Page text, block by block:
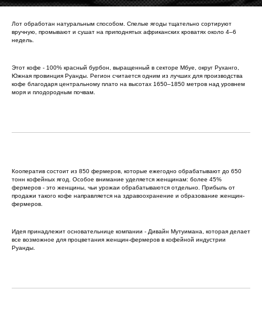
Лот обработан натуральным способом. Спелые ягоды тщательно сортируют
вручную, промывают и сушат на приподнятых африканских кроватях около 4–6
недель.
Этот кофе - 100% красный бурбон, выращенный в секторе Мбуе, округ Руханго,
Южная провинция Руанды. Регион считается одним из лучших для производства
кофе благодаря центральному плато на высотах 1650–1850 метров над уровнем
моря и плодородным почвам.
Кооператив состоит из 850 фермеров, которые ежегодно обрабатывают до 650
тонн кофейных ягод. Особое внимание уделяется женщинам: более 45%
фермеров - это женщины, чьи урожаи обрабатываются отдельно. Прибыль от
продажи такого кофе направляется на здравоохранение и образование женщин-
фермеров.
Идея принадлежит основательнице компании - Дивайн Мутуимана, которая делает
все возможное для процветания женщин-фермеров в кофейной индустрии
Руанды.